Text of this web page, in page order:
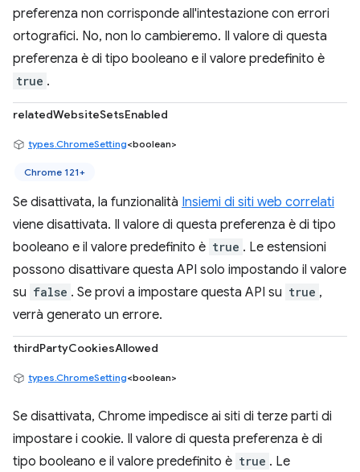
preferenza non corrisponde all'intestazione con errori
ortografici. No, non lo cambieremo. Il valore di questa
preferenza è di tipo booleano e il valore predefinito è
true .
relatedWebsiteSetsEnabled
types.ChromeSetting<boolean>
Chrome 121+
Se disattivata, la funzionalità Insiemi di siti web correlati
viene disattivata. Il valore di questa preferenza è di tipo
booleano e il valore predefinito è true . Le estensioni
possono disattivare questa API solo impostando il valore
su false . Se provi a impostare questa API su true ,
verrà generato un errore.
thirdPartyCookiesAllowed
types.ChromeSetting<boolean>
Se disattivata, Chrome impedisce ai siti di terze parti di
impostare i cookie. Il valore di questa preferenza è di
tipo booleano e il valore predefinito è true . Le